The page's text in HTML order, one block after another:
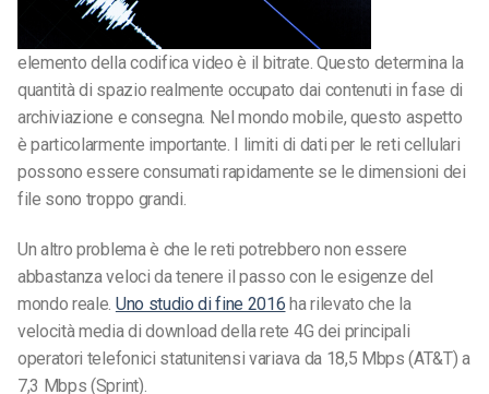
elemento della codifica video è il bitrate. Questo determina la
quantità di spazio realmente occupato dai contenuti in fase di
archiviazione e consegna. Nel mondo mobile, questo aspetto
è particolarmente importante. I limiti di dati per le reti cellulari
possono essere consumati rapidamente se le dimensioni dei
file sono troppo grandi.
Un altro problema è che le reti potrebbero non essere
abbastanza veloci da tenere il passo con le esigenze del
mondo reale. Uno studio di fine 2016 ha rilevato che la
velocità media di download della rete 4G dei principali
operatori telefonici statunitensi variava da 18,5 Mbps (AT&T) a
7,3 Mbps (Sprint).